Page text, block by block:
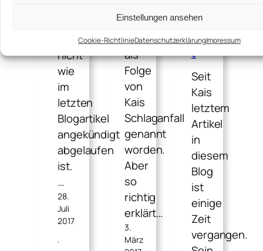
Einstellungen ansehen
Cookie-RichtlinieDatenschutzerklärungImpressum
doch
nicht
wie
im
letzten
Blogartikel
angekündigt
abgelaufen
ist.
…
28.
Juli
2017
·
paar
Mal
als
Folge
von
Kais
Schlaganfall
genannt
worden.
Aber
so
richtig
erklärt…
3.
März
m
hs
t
Seit
Kais
letztem
Artikel
in
diesem
Blog
ist
einige
Zeit
vergangen.